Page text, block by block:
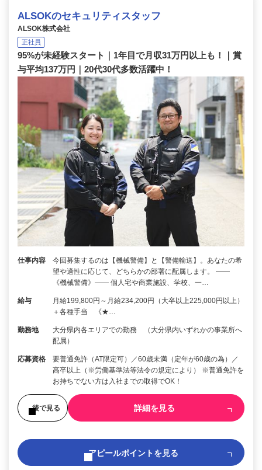
ALSOKのセキュリティスタッフ
ALSOK株式会社
正社員
95%が未経験スタート｜1年目で月収31万円以上も！｜賞
与平均137万円｜20代30代多数活躍中！
仕事内容
今回募集するのは【機械警備】と【警備輸送】。あなたの希
望や適性に応じて、どちらかの部署に配属します。 ――
《機械警備》―― 個人宅や商業施設、学校、一…
給与
月給199,800円～月給234,200円（大卒以上225,000円以上）
＋各種手当 《★…
勤務地
大分県内各エリアでの勤務 （大分県内いずれかの事業所へ
配属）
応募資格
要普通免許（AT限定可）／60歳未満（定年が60歳の為）／
高卒以上（※労働基準法等法令の規定により） ※普通免許を
お持ちでない方は入社までの取得でOK！
後で見る 詳細を見る
アピールポイントを見る